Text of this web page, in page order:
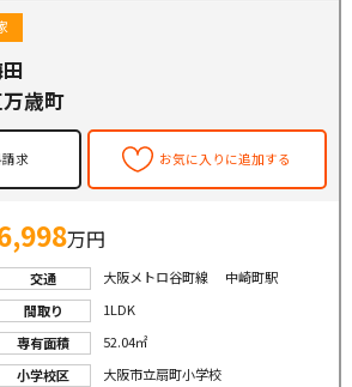
歳町
求 お気に入りに追加する
万円
交通
大阪メトロ谷町線 中崎町駅
間取り
1LDK
専有面積
52.04㎡
小学校区
大阪市立扇町小学校